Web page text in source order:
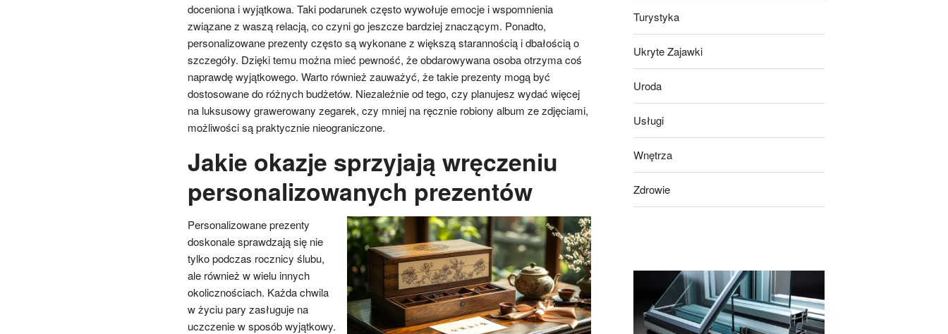
doceniona i wyjątkowa. Taki podarunek często wywołuje emocje i wspomnienia
związane z waszą relacją, co czyni go jeszcze bardziej znaczącym. Ponadto,
personalizowane prezenty często są wykonane z większą starannością i dbałością o
szczegóły. Dzięki temu można mieć pewność, że obdarowywana osoba otrzyma coś
naprawdę wyjątkowego. Warto również zauważyć, że takie prezenty mogą być
dostosowane do różnych budżetów. Niezależnie od tego, czy planujesz wydać więcej
na luksusowy grawerowany zegarek, czy mniej na ręcznie robiony album ze zdjęciami,
możliwości są praktycznie nieograniczone.
Jakie okazje sprzyjają wręczeniu
personalizowanych prezentów
Personalizowane prezenty
doskonale sprawdzają się nie
tylko podczas rocznicy ślubu,
ale również w wielu innych
okolicznościach. Każda chwila
w życiu pary zasługuje na
uczczenie w sposób wyjątkowy.
Turystyka
Ukryte Zajawki
Uroda
Usługi
Wnętrza
Zdrowie